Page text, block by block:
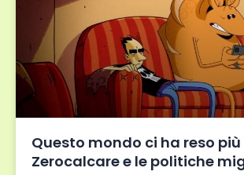
Questo mondo ci ha reso
Zerocalcare e le politiche